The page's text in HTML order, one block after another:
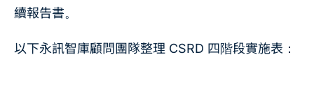
續報告書。
以下永訊智庫顧問團隊整理 CSRD 四階段實施表：